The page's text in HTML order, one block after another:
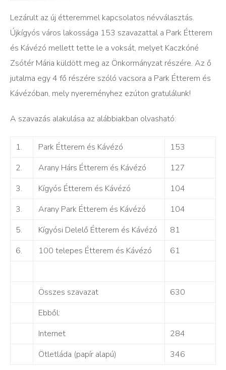
Lezárult az új étteremmel kapcsolatos névválasztás.
Újkígyós város lakossága 153 szavazattal a Park Étterem
és Kávézó mellett tette le a voksát, melyet Kaczkóné
Zsótér Mária küldött meg az Önkormányzat részére. Az ő
jutalma egy 4 fő részére szóló vacsora a Park Étterem és
Kávézóban, mely nyereményhez ezúton gratulálunk!
A szavazás alakulása az alábbiakban olvasható:
1. Park Étterem és Kávézó
153
2.
Arany Hárs Étterem és Kávézó
127
3.
Kígyós Étterem és Kávézó
104
3.
Arany Park Étterem és Kávézó
104
5.
Kígyósi Delelő Étterem és Kávézó
81
6.
100 telepes Étterem és Kávézó 61
Összes szavazat
630
Ebből:
Internet
284
Ötletláda (papír alapú)
346